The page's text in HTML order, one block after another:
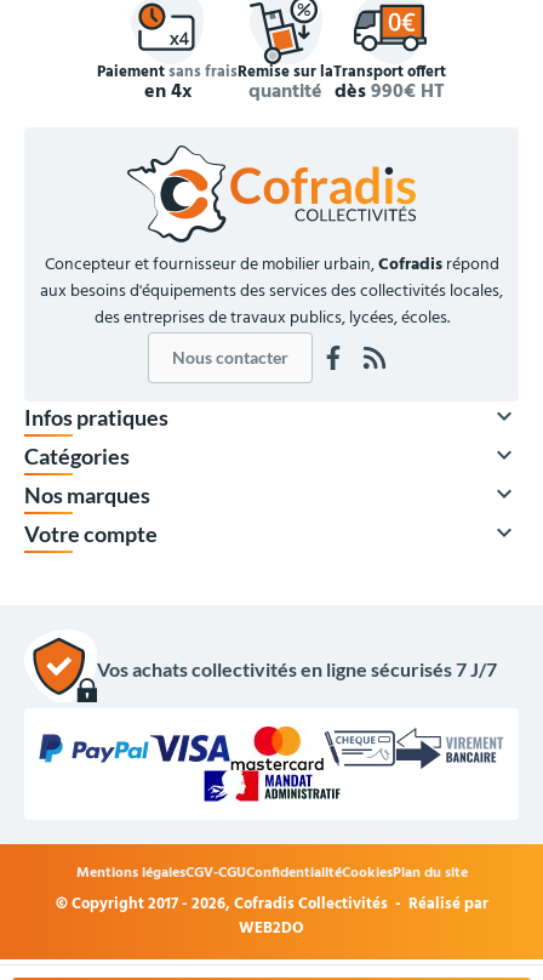
2 657,00 €
2 489,00 € HT
2 986,80 €TTC
Paiementsans frais
en 4x
Remise sur la
quantité
Transport offert
dès990€ HT
Concepteur et fournisseur de mobilier urbain,Cofradisrépond
aux besoins d'équipements des services des collectivités locales,
des entreprises de travaux publics, lycées, écoles.
Nous contacter
Infos pratiques 
Catégories 
Nos marques 
Votre compte 
Vos achats collectivités en ligne sécurisés 7 J/7
© Copyright 2017 - 2026,Cofradis Collectivités - Réalisé par
WEB2DO
Mentions légalesCGV-CGUConfidentialitéCookiesPlan du site